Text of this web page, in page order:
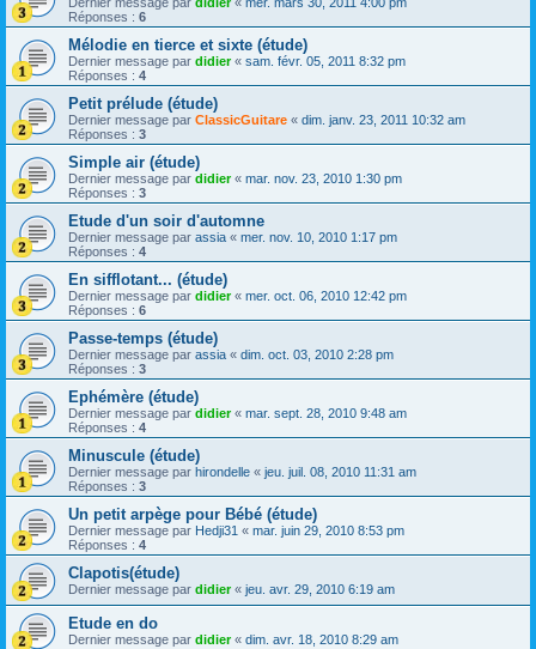
Réponses : 6
Mélodie en tierce et sixte (étude)
Dernier message par didier« sam. févr. 05, 2011 8:32 pm
Réponses : 4
Petit prélude (étude)
Dernier message par ClassicGuitare « dim. janv. 23, 2011 10:32 am
Réponses : 3
Simple air (étude)
Dernier message par didier« mar. nov. 23, 2010 1:30 pm
Réponses : 3
Etude d'un soir d'automne
Dernier message par assia « mer. nov. 10, 2010 1:17 pm
Réponses : 4
En sifflotant... (étude)
Dernier message par didier« mer. oct. 06, 2010 12:42 pm
Réponses : 6
Passe-temps (étude)
Dernier message par assia « dim. oct. 03, 2010 2:28 pm
Réponses : 3
Ephémère (étude)
Dernier message par didier« mar. sept. 28, 2010 9:48 am
Réponses : 4
Minuscule (étude)
Dernier message par hirondelle « jeu. juil. 08, 2010 11:31 am
Réponses : 3
Un petit arpège pour Bébé (étude)
Dernier message par Hedji31 « mar. juin 29, 2010 8:53 pm
Réponses : 4
Clapotis(étude)
Dernier message par didier« jeu. avr. 29, 2010 6:19 am
Etude en do
Dernier message par didier« dim. avr. 18, 2010 8:29 am